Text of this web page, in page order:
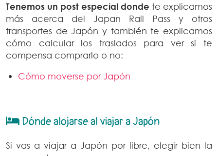
Tenemos un post especial donde te explicamos
más acerca del Japan Rail Pass y otros
transportes de Japón y también te explicamos
cómo calcular los traslados para ver si te
compensa comprarlo o no:
Cómo moverse por Japón
Dónde alojarse al viajar a Japón
Si vas a viajar a Japón por libre, elegir bien la